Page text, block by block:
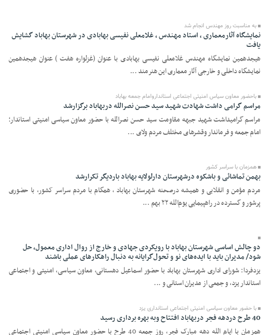
به مناسبت روز مهندس انجام شد
نمایشگاه آثارمعماری ، استاد مهندس ، غلامعلی نفیسی بهابادی در شهرستان بهاباد گشایش
یافت
هیجدهمین نمایشگاه مهندس غلامعلی نفیسی بهابادی با عنوان (غزلواره هفت ) عنوان هیجدهمین
نمایشگاه داخلی و خارجی آثار معماری این هنرمند ...
باحضور معاون سیاس امنیتی اجتماعی استانداروامام جمعه بهاباد
مراسم گرامی داشت شهادت شهید سید حسن نصرالله دربهاباد برگزارشد
مراسم گرامیداشت شهید جبهه مقاومت سید حسن نصرالله با حضور معاون سیاسی امنیتی استاندار؛
امام جمعه و فرماندار وقشرهای مختلف مردم ولای ...
همزمان با سراسر کشور
بهمن تماشائی و باشکوه درشهرستان دارلولایه بهاباد باردیگر تکرارشد
مردم مؤمن و انقلابی و همیشه درصحنه شهرستان بهاباد ، همگام با مردم سراسر کشور، با حضوری
پرشور و گسترده در راهپیمایی یوم‌الله ۲۲ بهم ...
دو چالش اساسی شهرستان بهاباد با رویکردی جهادی و خارج از روال اداری معمول، حل
شود/ مدیران باید با ایده‌های نو و تحول‌گرایانه به دنبال راهکارهای عملی باشند
یزدفردا: شورای اداری شهرستان بهاباد با حضور اسماعیل دهستانی، معاون سیاسی، امنیتی و اجتماعی
استاندار یزد، و جمعی از مدیران استانی و ...
با حضور معاون سیاسی امنیتی اجتماعی استانداری یزد
40 طرح دردهه فجر دربهاباد افتتاح وبه بهره برداری رسید
همزمان با ایام الله دهه مبارک فجر، روز جمعه 40 طرح با حضور معاون سیاسی امنیتی اجتماعی